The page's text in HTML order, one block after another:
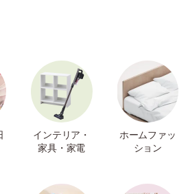
インテリア・
家具・家電
ホームファッ
ション